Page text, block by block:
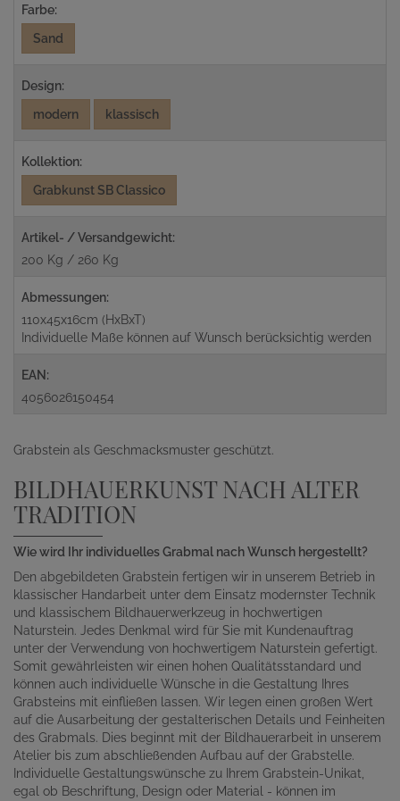
Farbe:
Sand
Design:
modern
klassisch
Kollektion:
Grabkunst SB Classico
Artikel- / Versandgewicht:
200 Kg / 260 Kg
Abmessungen:
110x45x16cm (HxBxT)
Individuelle Maße können auf Wunsch berücksichtig werden
EAN:
4056026150454
Grabstein als Geschmacksmuster geschützt.
BILDHAUERKUNST NACH ALTER
TRADITION
Wie wird Ihr individuelles Grabmal nach Wunsch hergestellt?
Den abgebildeten Grabstein fertigen wir in unserem Betrieb in
klassischer Handarbeit unter dem Einsatz modernster Technik
und klassischem Bildhauerwerkzeug in hochwertigen
Naturstein. Jedes Denkmal wird für Sie mit Kundenauftrag
unter der Verwendung von hochwertigem Naturstein gefertigt.
Somit gewährleisten wir einen hohen Qualitätsstandard und
können auch individuelle Wünsche in die Gestaltung Ihres
Grabsteins mit einfließen lassen. Wir legen einen großen Wert
auf die Ausarbeitung der gestalterischen Details und Feinheiten
des Grabmals. Dies beginnt mit der Bildhauerarbeit in unserem
Atelier bis zum abschließenden Aufbau auf der Grabstelle.
Individuelle Gestaltungswünsche zu Ihrem Grabstein-Unikat,
egal ob Beschriftung, Design oder Material - können im